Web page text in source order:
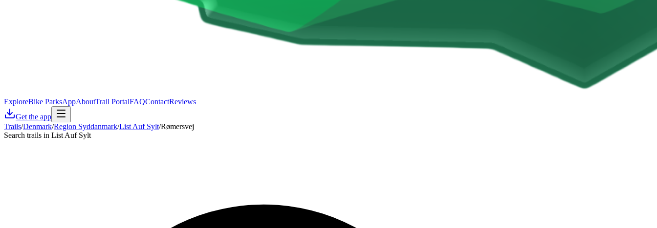
ExploreBike ParksAppAboutTrail PortalFAQContactReviews
Get the app
Trails/Denmark/Region Syddanmark/List Auf Sylt/Rømersvej
Search trails in List Auf Sylt